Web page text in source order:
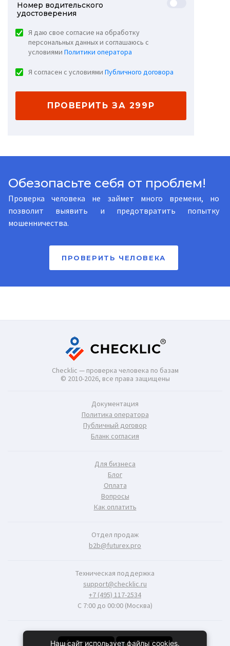
Номер водительского
удостоверения
Я даю свое согласие на обработку
персональных данных и соглашаюсь с
условиямиПолитики оператора
Я согласен с условиямиПубличного договора
ПРОВЕРИТЬ ЗА 299Р
Обезопасьте себя от проблем!
Проверка человека не займет много времени, но
позволит выявить и предотвратить попытку
мошенничества.
ПРОВЕРИТЬ ЧЕЛОВЕКА
Checklic — проверка человека по базам
© 2010-2026, все права защищены
Документация
Политика оператора
Публичный договор
Бланк согласия
Для бизнеса
Блог
Оплата
Вопросы
Как оплатить
Отдел продаж
b2b@futurex.pro
Техническая поддержка
support@checklic.ru
+7 (495) 117-2534
С 7:00 до 00:00 (Москва)
Наш сайт использует файлы cookies.